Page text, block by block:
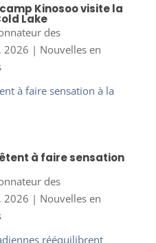
Kinosoo visite la
Lake
des
2026 | Nouvelles en
à faire sensation
des
2026 | Nouvelles en